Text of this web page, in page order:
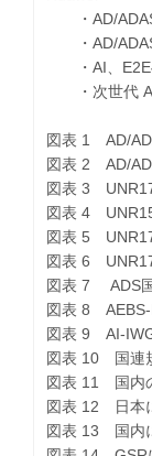
・AD/ADAS
・AD/
・AI、E2E
・次世代
図表 1 AD/
図表 2 AD/
図表 3
図表 4
図表 5
図表 6
図表 7 ADS
図表 8 AEBS-
図表 9 AI-
図表 10 国連
図表 11 国内
図表 12 日本
図表 13 国内